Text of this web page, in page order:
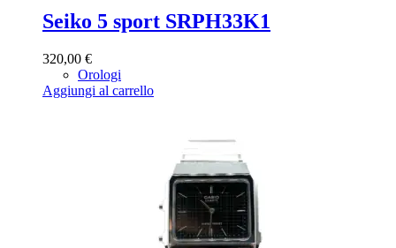
Seiko 5 sport SRPH33K1
320,00 €
Orologi
Aggiungi al carrello